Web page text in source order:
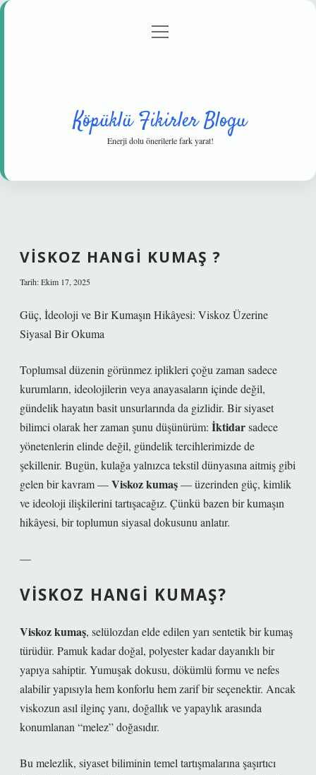
Gizlilik Politikası
menüyü
Köpüklü Fikirler Blogu
Enerji dolu önerilerle fark yarat!
VISKOZ HANGI KUMAŞ ?
Tarih: Ekim 17, 2025
Güç, İdeoloji ve Bir Kumaşın Hikâyesi: Viskoz Üzerine
Siyasal Bir Okuma
Toplumsal düzenin görünmez iplikleri çoğu zaman sadece
kurumların, ideolojilerin veya anayasaların içinde değil,
gündelik hayatın basit unsurlarında da gizlidir. Bir siyaset
bilimci olarak her zaman şunu düşünürüm: İktidarsadece
yönetenlerin elinde değil, gündelik tercihlerimizde de
şekillenir. Bugün, kulağa yalnızca tekstil dünyasına aitmiş gibi
gelen bir kavram —Viskoz kumaş— üzerinden güç, kimlik
ve ideoloji ilişkilerini tartışacağız. Çünkü bazen bir kumaşın
hikâyesi, bir toplumun siyasal dokusunu anlatır.
—
VISKOZ HANGI KUMAŞ?
Viskoz kumaş, selülozdan elde edilen yarı sentetik bir kumaş
türüdür. Pamuk kadar doğal, polyester kadar dayanıklı bir
yapıya sahiptir. Yumuşak dokusu, dökümlü formu ve nefes
alabilir yapısıyla hem konforlu hem zarif bir seçenektir. Ancak
viskozun asıl ilginç yanı, doğallık ve yapaylık arasında
konumlanan “melez” doğasıdır.
Bu melezlik, siyaset biliminin temel tartışmalarına şaşırtıcı